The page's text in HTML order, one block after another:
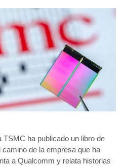
TSMC ha publicado un libro de
de la empresa que ha
a Qualcomm y relata historias